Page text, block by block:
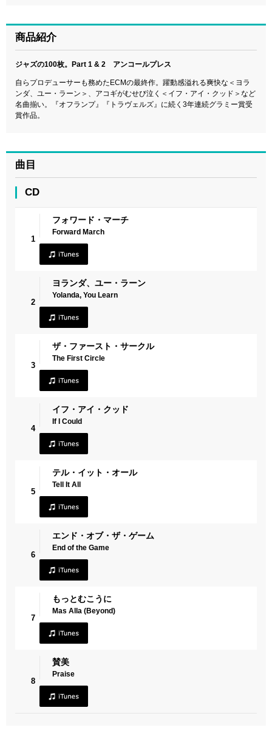
商品紹介
ジャズの100枚。Part 1 & 2 アンコールプレス
自らプロデューサーも務めたECMの最終作。躍動感溢れる爽快な＜ヨラ
ンダ、ユー・ラーン＞、アコギがむせび泣く＜イフ・アイ・クッド＞など
名曲揃い。『オフランプ』『トラヴェルズ』に続く3年連続グラミー賞受
賞作品。
曲目
CD
1
フォワード・マーチ
Forward March
2
ヨランダ、ユー・ラーン
Yolanda, You Learn
3
ザ・ファースト・サークル
The First Circle
4
イフ・アイ・クッド
If I Could
5
テル・イット・オール
Tell It All
6
エンド・オブ・ザ・ゲーム
End of the Game
7
もっとむこうに
Mas Alla (Beyond)
8
賛美
Praise